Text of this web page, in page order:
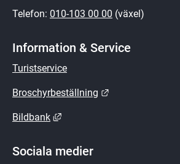
Telefon: 010-103 00 00 (växel)
Information & Service
Turistservice
Broschyrbeställning
Bildbank Länk till annan webbplats,
Sociala medier